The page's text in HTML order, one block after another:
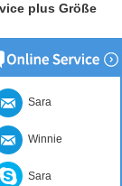
plus Größe
...
Schatz
quinceanera
Sara
Winnie
Sara